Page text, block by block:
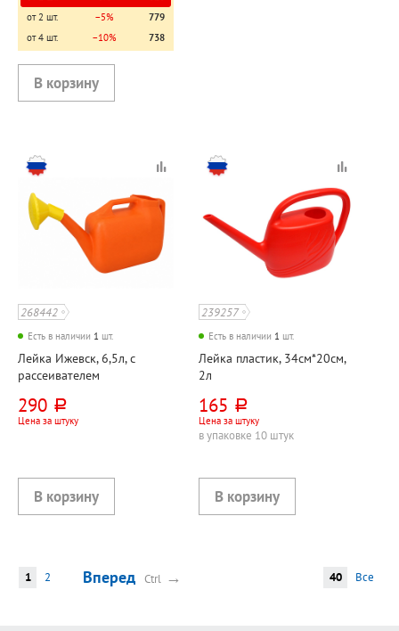
от 2 шт.
−5%
779
от 4 шт.
−10% 738
268442
Есть в наличии 1 шт.
Лейка Ижевск, 6,5л, с
рассеивателем
290 руб.
Цена за штуку
239257
Есть в наличии 1 шт.
Лейка пластик, 34см*20см,
2л
165 руб.
Цена за штуку
в упаковке 10 штук
Вперед Ctrl →
1 2 40 Все